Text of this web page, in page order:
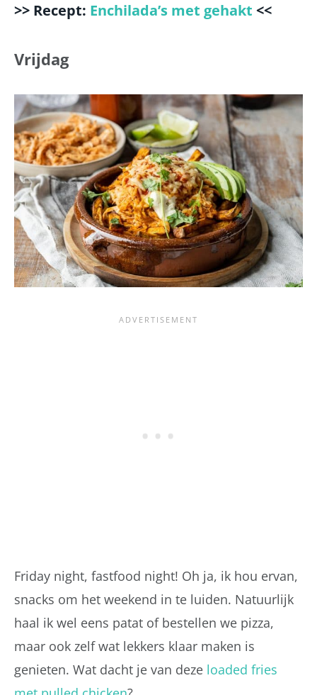
>> Recept: Enchilada’s met gehakt <<
Vrijdag
Friday night, fastfood night! Oh ja, ik hou ervan,
snacks om het weekend in te luiden. Natuurlijk
haal ik wel eens patat of bestellen we pizza,
maar ook zelf wat lekkers klaar maken is
genieten. Wat dacht je van deze loaded fries